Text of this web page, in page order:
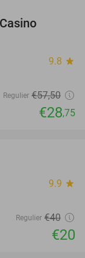
9.8 star
Regulier €57,50
€28,75
9.9 star
Regulier €40
€20